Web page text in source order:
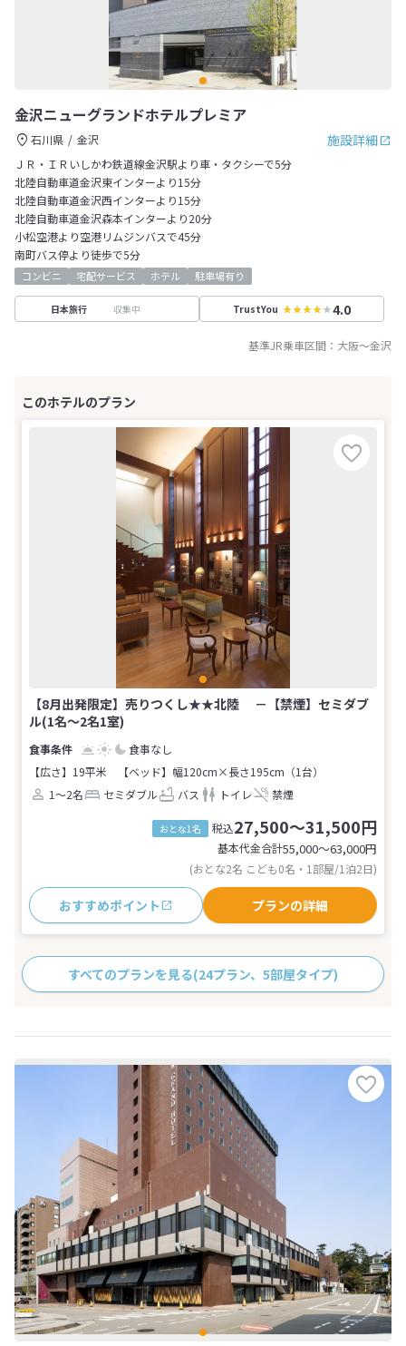
金沢ニューグランドホテルプレミア
施設詳細
石川県
金沢
ＪＲ・ＩＲいしかわ鉄道線金沢駅より車・タクシーで5分
北陸自動車道金沢東インターより15分
北陸自動車道金沢西インターより15分
北陸自動車道金沢森本インターより20分
小松空港より空港リムジンバスで45分
南町バス停より徒歩で5分
コンビニ 宅配サービス ホテル 駐車場有り
日本旅行 収集中 TrustYou 4.0
基準JR乗車区間： 大阪～金沢
【8月出発限定】売りつくし★★北陸 －【禁煙】セミダブ
ル(1名～2名1室)
食事なし
【広さ】19平米
【ベッド】幅120cm×長さ195cm（1台）
1～2名
セミダブル バス トイレ 禁煙
おとな1名 税込27,500～31,500円
基本代金合計55,000〜63,000円
(おとな2名 こども0名・1部屋/1泊2日)
おすすめポイント プランの詳細
すべてのプランを見る(24プラン、5部屋タイプ)